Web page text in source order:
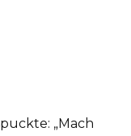
„Mach